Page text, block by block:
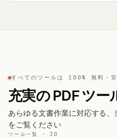
すべてのツールは 100% 無料・安
充実の PDF ツー
あらゆる文書作業に対応する、
をご覧ください
ツール一覧 · 30